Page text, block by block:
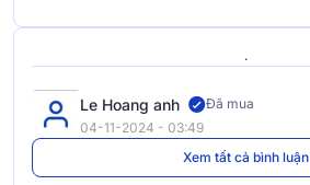
.
Le Hoang anh
Đã mua
04-11-2024 - 03:49
Xem tất cả bình luận